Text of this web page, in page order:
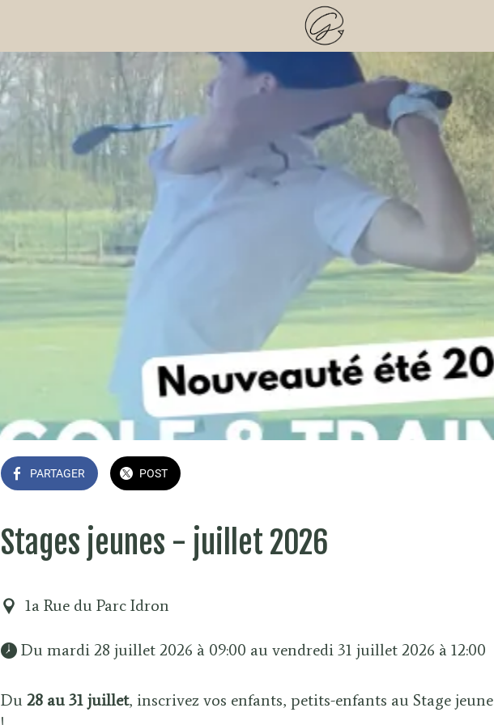
PARTAGER POST
Stages jeunes - juillet 2026
1a Rue du Parc Idron
Du mardi 28 juillet 2026 à 09:00 au vendredi 31 juillet 2026 à 12:00
Du 28 au 31 juillet, inscrivez vos enfants, petits-enfants au Stage jeune